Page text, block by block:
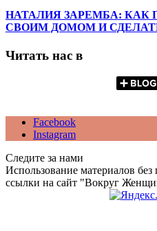
НАТАЛИЯ ЗАРЕМБА: КАК
СВОИМ ДОМОМ И
Читать нас в
Facebook
Instagram
Следите за нами
Использование материалов
ссылки на сайт "Вокруг